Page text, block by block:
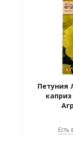
Петуния
Есть